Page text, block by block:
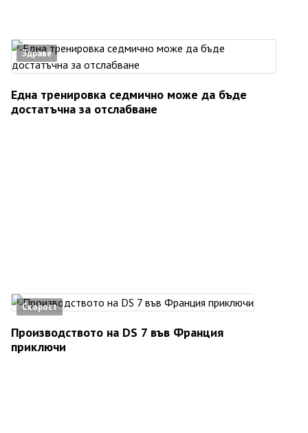
Здраве
Една тренировка седмично може да бъде
достатъчна за отслабване
Скорост
Производството на DS 7 във Франция
приключи